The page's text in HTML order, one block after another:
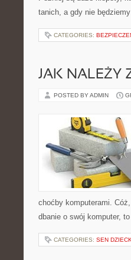
tanich, a gdy nie
CATEGORIES:
JAK NALEŻY
POSTED BY ADMIN
choćby komputerami.
dbanie o swój komputer,
CATEGORIES: SEN